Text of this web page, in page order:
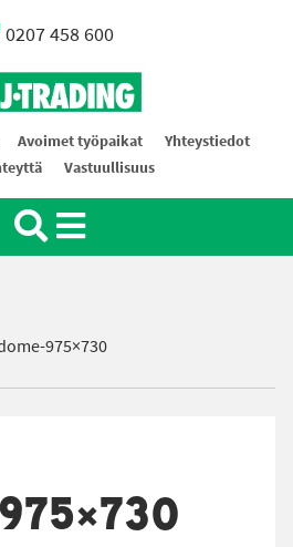
0207 458 600
Ab
Avoimet työpaikat
Yhteystiedot
Vastuullisuus
975×730